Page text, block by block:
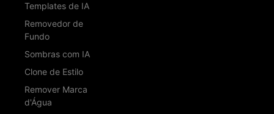
Templates de IA
Removedor de
Fundo
Sombras com IA
Clone de Estilo
Remover Marca
d'Água